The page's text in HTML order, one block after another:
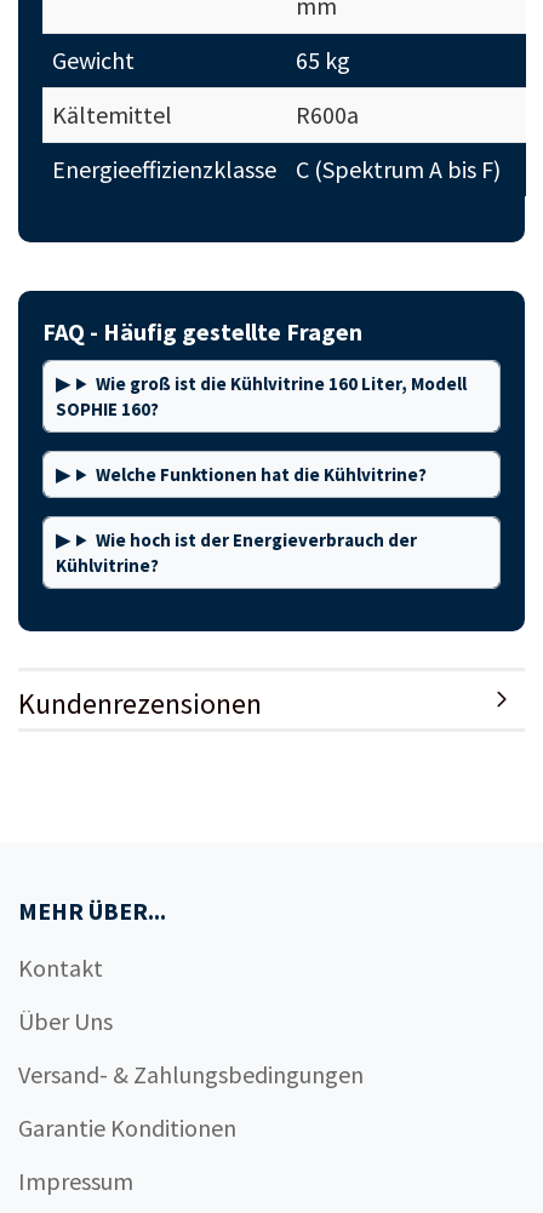
Gewicht
65 kg
Kältemittel
R600a
Energieeffizienzklasse
C (Spektrum A bis F)
FAQ - Häufig gestellte Fragen
Wie groß ist die Kühlvitrine 160 Liter, Modell
SOPHIE 160?
Welche Funktionen hat die Kühlvitrine?
Wie hoch ist der Energieverbrauch der
Kühlvitrine?
Kundenrezensionen
MEHR ÜBER...
Kontakt
Über Uns
Versand- & Zahlungsbedingungen
Garantie Konditionen
Impressum